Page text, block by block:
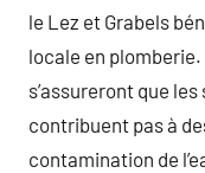
le Lez et Grabels
locale en
s’assureront que
contribuent pas à
contamination de